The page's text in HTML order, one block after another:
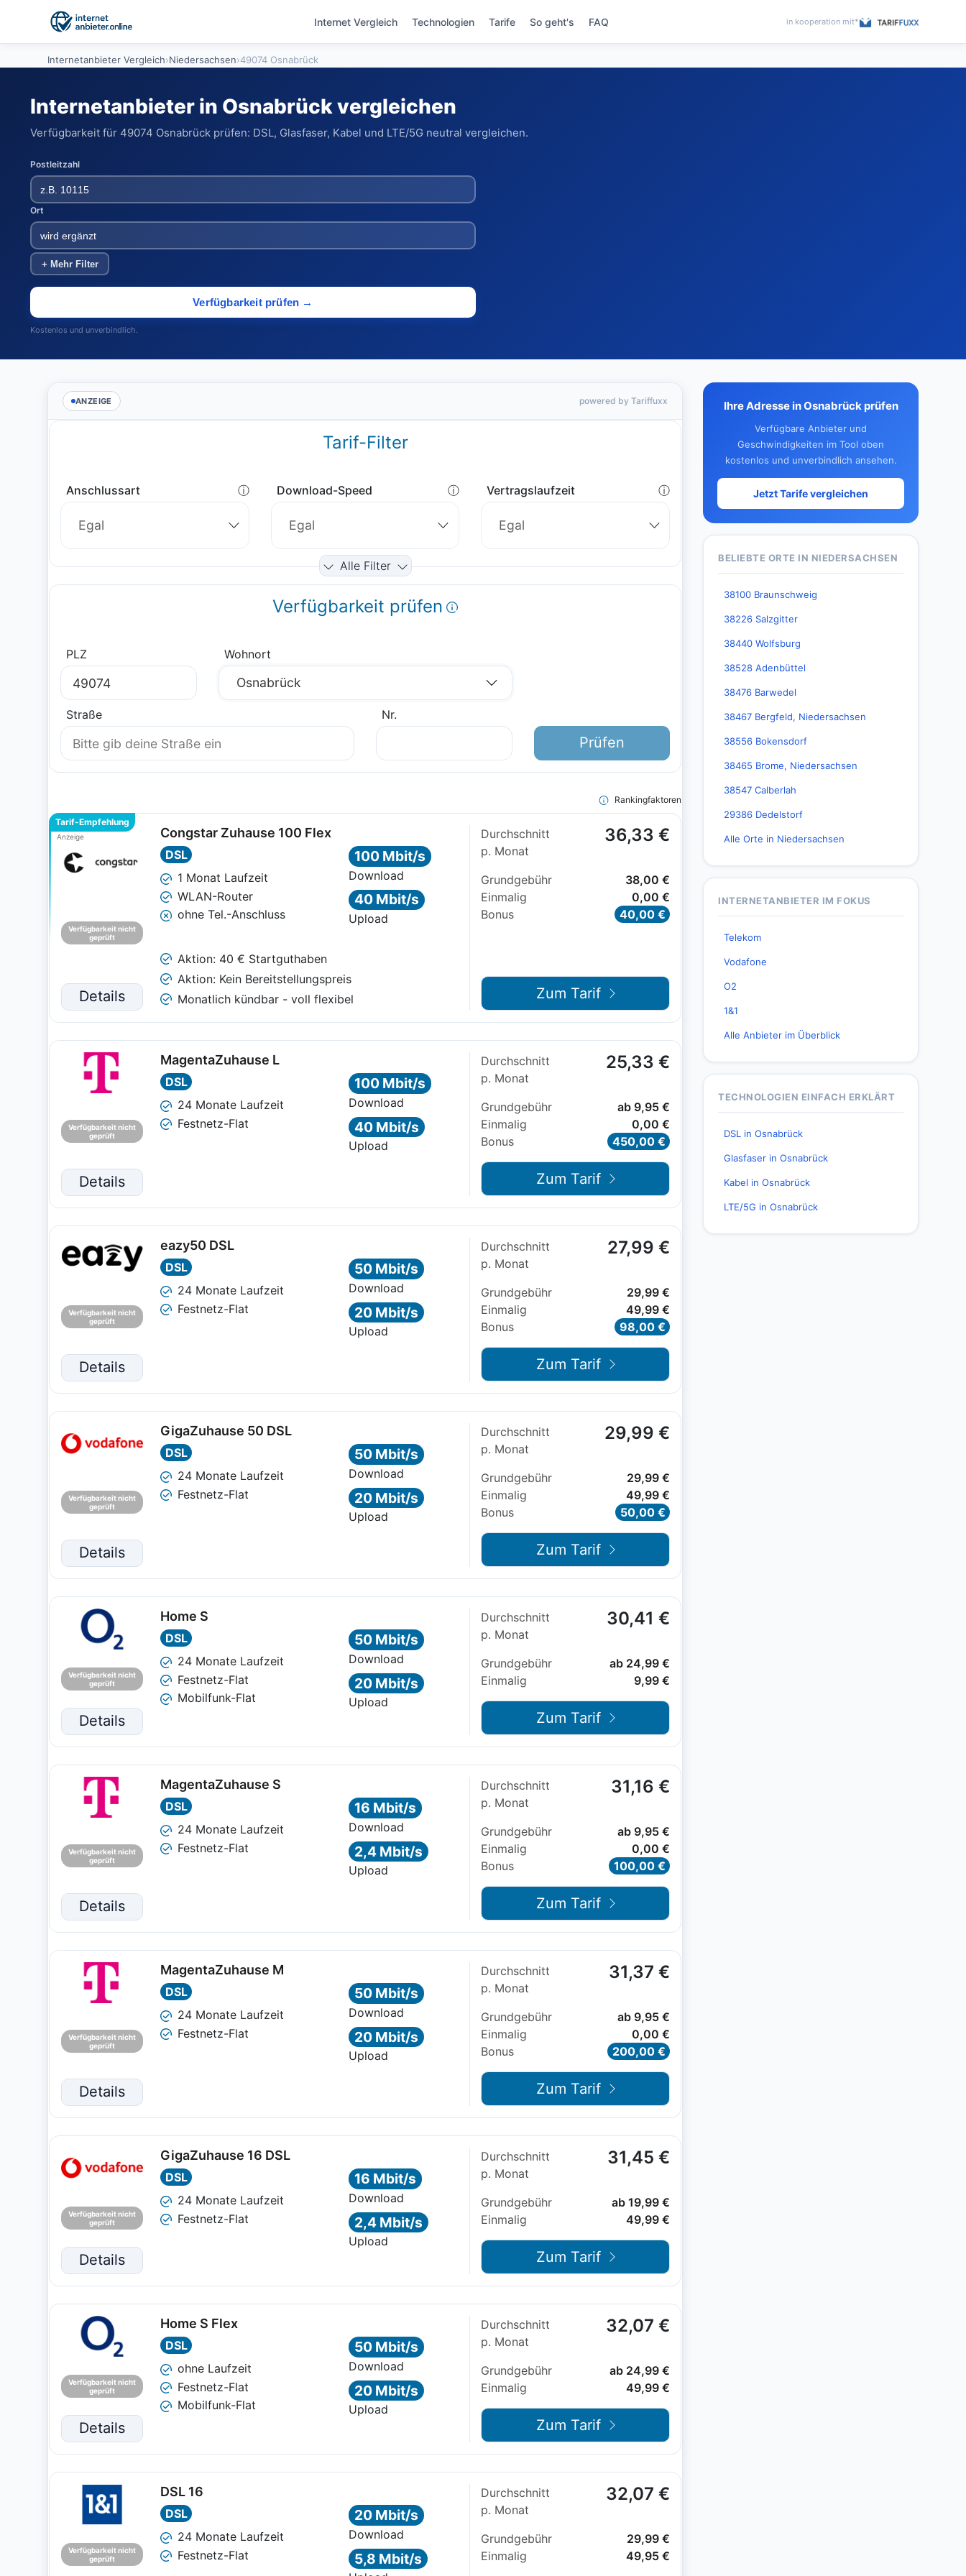
Internet Vergleich Technologien Tarife So geht's FAQ in kooperation mit*
Internetanbieter Vergleich›Niedersachsen›49074 Osnabrück
Internetanbieter in Osnabrück vergleichen
Verfügbarkeit für 49074 Osnabrück prüfen: DSL, Glasfaser, Kabel und LTE/5G neutral vergleichen.
Postleitzahl
Ort
+ Mehr Filter
Verfügbarkeit prüfen →
Kostenlos und unverbindlich.
ANZEIGE powered by Tariffuxx Ihre Adresse in Osnabrück prüfen
Verfügbare Anbieter und
Geschwindigkeiten im Tool oben
kostenlos und unverbindlich ansehen.
Jetzt Tarife vergleichen
BELIEBTE ORTE IN NIEDERSACHSEN
38100 Braunschweig
38226 Salzgitter
38440 Wolfsburg
38528 Adenbüttel
38476 Barwedel
38467 Bergfeld, Niedersachsen
38556 Bokensdorf
38465 Brome, Niedersachsen
38547 Calberlah
29386 Dedelstorf
Alle Orte in Niedersachsen
INTERNETANBIETER IM FOKUS
Telekom
Vodafone
O2
1&1
Alle Anbieter im Überblick
TECHNOLOGIEN EINFACH ERKLÄRT
DSL in Osnabrück
Glasfaser in Osnabrück
Kabel in Osnabrück
LTE/5G in Osnabrück